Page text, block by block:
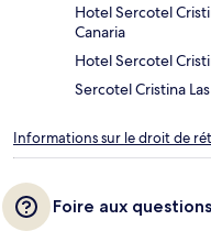
Hotel Sercotel
Canaria
Hotel Sercotel
Sercotel Cristina
Informations sur le droit de
Foire aux questions